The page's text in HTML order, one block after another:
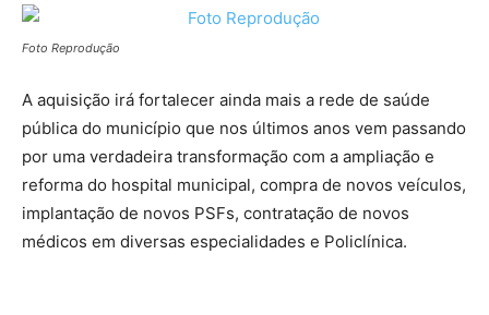
Foto Reprodução
A aquisição irá fortalecer ainda mais a rede de saúde
pública do município que nos últimos anos vem passando
por uma verdadeira transformação com a ampliação e
reforma do hospital municipal, compra de novos veículos,
implantação de novos PSFs, contratação de novos
médicos em diversas especialidades e Policlínica.